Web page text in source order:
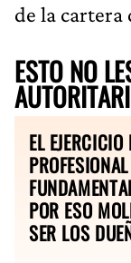
de la cartera
ESTO NO
EL
POR ESO
SER LOS